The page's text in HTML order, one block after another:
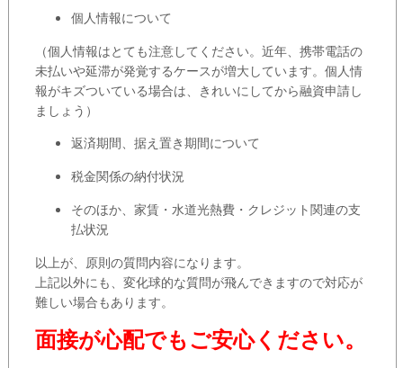
個人情報について
（個人情報はとても注意してください。近年、携帯電話の
未払いや延滞が発覚するケースが増大しています。個人情
報がキズついている場合は、きれいにしてから融資申請し
ましょう）
返済期間、据え置き期間について
税金関係の納付状況
そのほか、家賃・水道光熱費・クレジット関連の支
払状況
以上が、原則の質問内容になります。
上記以外にも、変化球的な質問が飛んできますので対応が
難しい場合もあります。
面接が心配でもご安心ください。